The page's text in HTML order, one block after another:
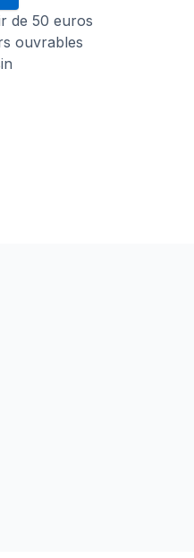
de 50 euros
ouvrables